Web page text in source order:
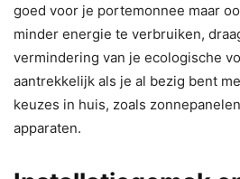
goed voor je portemonnee maar
minder energie te verbruiken,
vermindering van je ecologische
aantrekkelijk als je al bezig bent
keuzes in huis, zoals
apparaten.